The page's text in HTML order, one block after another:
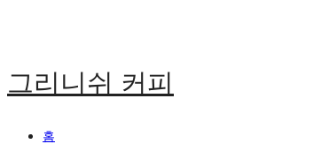
그리니쉬 커피
홈